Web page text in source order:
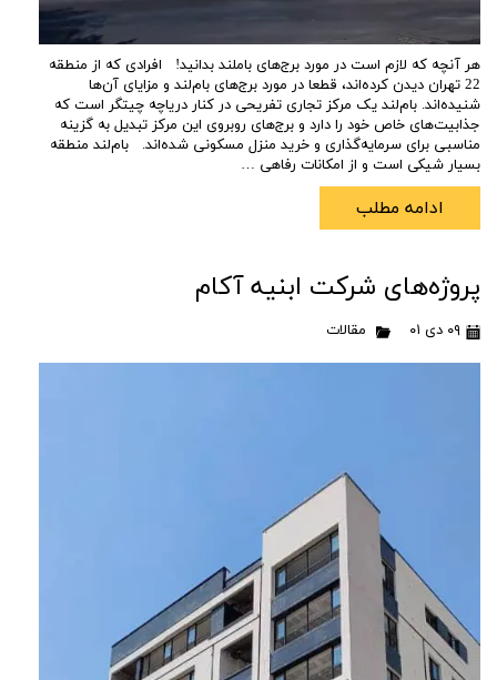
هر آنچه که لازم است در مورد برج‌های باملند بدانید! افرادی که از منطقه
22 تهران دیدن کرده‌اند، قطعا در مورد برج‌های بام‌لند و مزایای آن‌ها
شنیده‌اند. بام‌لند یک مرکز تجاری تفریحی در کنار دریاچه چیتگر است که
جذابیت‌های خاص خود را دارد و برج‌های روبروی این مرکز تبدیل به گزینه
مناسبی برای سرمایه‌گذاری و خرید منزل مسکونی شده‌اند. بام‌لند منطقه
بسیار شیکی است و از امکانات رفاهی …
ادامه مطلب
پروژه‌های شرکت ابنیه آکام
۰۹ دی ۰۱ مقالات